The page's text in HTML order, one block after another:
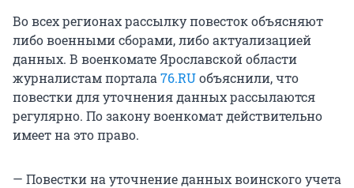
Во всех регионах рассылку повесток объясняют
либо военными сборами, либо актуализацией
данных. В военкомате Ярославской области
журналистам портала 76.RUобъяснили, что
повестки для уточнения данных рассылаются
регулярно. По закону военкомат действительно
имеет на это право.
— Повестки на уточнение данных воинского учета